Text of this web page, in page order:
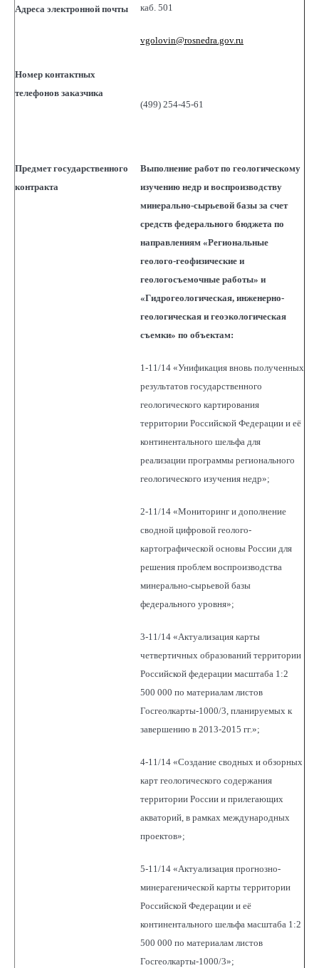
Адреса электронной почты
Номер контактных
телефонов заказчика
каб. 501
vgolovin@rosnedra.gov.ru
(499) 254-45-61
Предмет государственного
контракта
Выполнение работ по геологическому
изучению недр и воспроизводству
минерально-сырьевой базы за счет
средств федерального бюджета по
направлениям «Региональные
геолого-геофизические и
геологосъемочные работы» и
«Гидрогеологическая, инженерно-
геологическая и геоэкологическая
съемки» по объектам:
1-11/14 «Унификация вновь полученных
результатов государственного
геологического картирования
территории Российской Федерации и её
континентального шельфа для
реализации программы регионального
геологического изучения недр»;
2-11/14 «Мониторинг и дополнение
сводной цифровой геолого-
картографической основы России для
решения проблем воспроизводства
минерально-сырьевой базы
федерального уровня»;
3-11/14 «Актуализация карты
четвертичных образований территории
Российской федерации масштаба 1:2
500 000 по материалам листов
Госгеолкарты-1000/3, планируемых к
завершению в 2013-2015 гг.»;
4-11/14 «Создание сводных и обзорных
карт геологического содержания
территории России и прилегающих
акваторий, в рамках международных
проектов»;
5-11/14 «Актуализация прогнозно-
минерагенической карты территории
Российской Федерации и её
континентального шельфа масштаба 1:2
500 000 по материалам листов
Госгеолкарты-1000/3»;